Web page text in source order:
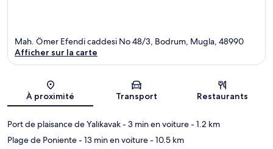
Carte
Mah. Ömer Efendi caddesi No 48/3, Bodrum, Mugla, 48990
Afficher sur la carte
À proximité Transport Restaurants
Port de plaisance de Yalıkavak- 3 min en voiture- 1.2 km
Plage de Poniente- 13 min en voiture- 10.5 km